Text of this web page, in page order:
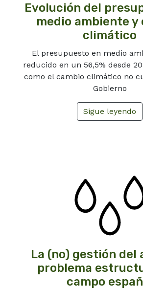
Evolución del
medio ambiente y
climático
El presupuesto en medio
reducido en un 56,5% desde
como el cambio climático no
Gobierno
Sigue leyendo
La (no) gestión del
problema
campo